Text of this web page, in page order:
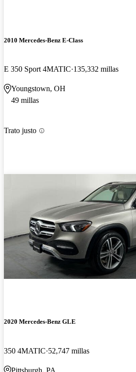
2010 Mercedes-Benz E-Class
E 350 Sport 4MATIC 135,332 millas
Youngstown, OH
49 millas
Trato justo
2020 Mercedes-Benz GLE
350 4MATIC 52,747 millas
Pittsburgh, PA